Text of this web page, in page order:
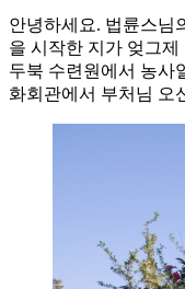
안녕하세요. 법륜스님
을 시작한 지가 엊그
두북 수련원에서 농사
화회관에서 부처님 오